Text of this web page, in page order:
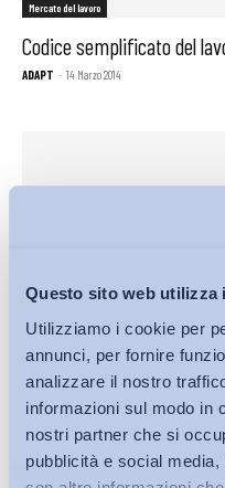
Questo sito web utilizza
Utilizziamo i cookie per
annunci, per fornire
analizzare il nostro
informazioni sul modo in
nostri partner che si
pubblicità e social
Mercato del lavoro
Codice semplificato del
ADAPT - 14 Marzo 2014
Altro
Codice semplificato del
ADAPT - 14 Marzo 2014